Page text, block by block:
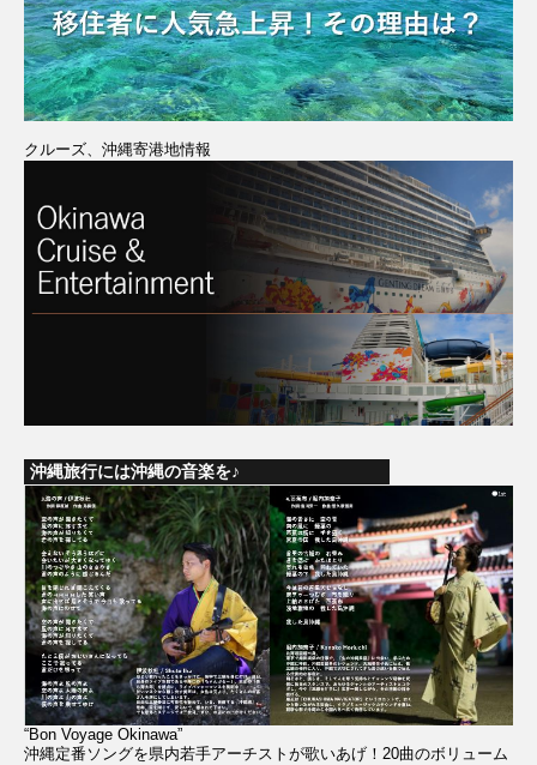
クルーズ、沖縄寄港地情報
沖縄旅行には沖縄の音楽を♪
“Bon Voyage Okinawa”
沖縄定番ソングを県内若手アーチストが歌いあげ！20曲のボリューム